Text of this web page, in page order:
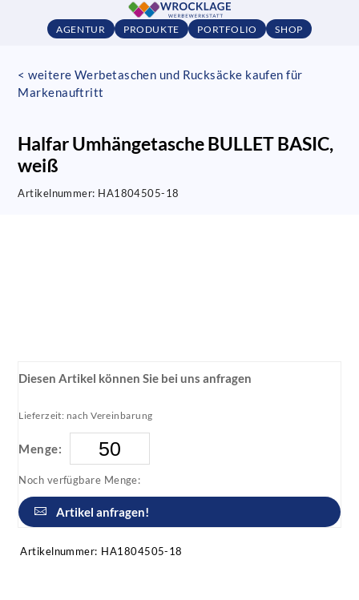
AGENTUR PRODUKTE PORTFOLIO SHOP
< weitere Werbetaschen und Rucksäcke kaufen für
Markenauftritt
Halfar Umhängetasche BULLET BASIC,
weiß
Artikelnummer: HA1804505-18
Diesen Artikel können Sie bei uns anfragen
Lieferzeit: nach Vereinbarung
Menge:
Noch verfügbare Menge:
Artikel anfragen!
Artikelnummer: HA1804505-18